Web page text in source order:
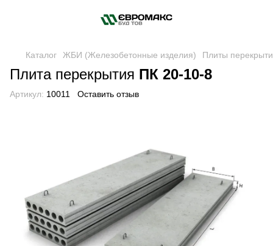
Каталог ЖБИ (Железобетонные изделия) Плиты
Плита перекрытия ПК 20-10-8
Артикул: 10011 Оставить отзыв